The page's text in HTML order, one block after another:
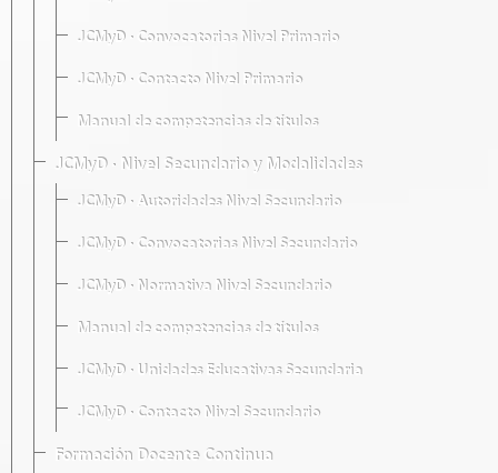
JCMyD · Convocatorias Nivel Primario
JCMyD · Contacto Nivel Primario
Manual de competencias de títulos
JCMyD · Nivel Secundario y Modalidades
JCMyD · Autoridades Nivel Secundario
JCMyD · Convocatorias Nivel Secundario
JCMyD · Normativa Nivel Secundario
Manual de competencias de títulos
JCMyD · Unidades Educativas Secundaria
JCMyD · Contacto Nivel Secundario
Formación Docente Continua